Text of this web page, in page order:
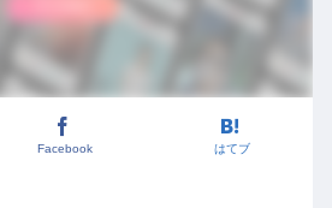
Facebook はてブ